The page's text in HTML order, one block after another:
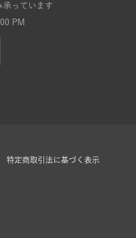
っています
PM
特定商取引法に基づく表示